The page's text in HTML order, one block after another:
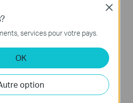
services pour votre pays.
OK
option
Close